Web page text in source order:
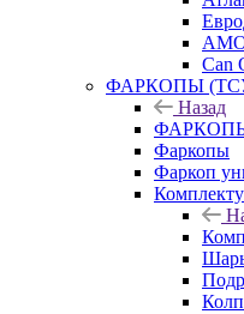
Can
ФАРКОПЫ
Назад
Фаркопы
Фаркоп